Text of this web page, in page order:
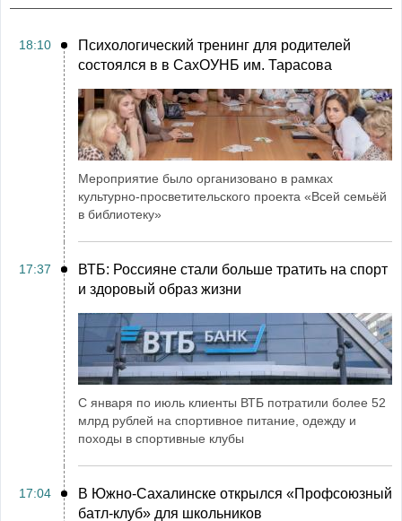
18:10
Психологический тренинг для родителей
состоялся в в СахОУНБ им. Тарасова
Мероприятие было организовано в рамках
культурно-просветительского проекта «Всей семьёй
в библиотеку»
17:37
ВТБ: Россияне стали больше тратить на спорт
и здоровый образ жизни
С января по июль клиенты ВТБ потратили более 52
млрд рублей на спортивное питание, одежду и
походы в спортивные клубы
17:04
В Южно-Сахалинске открылся «Профсоюзный
батл-клуб» для школьников